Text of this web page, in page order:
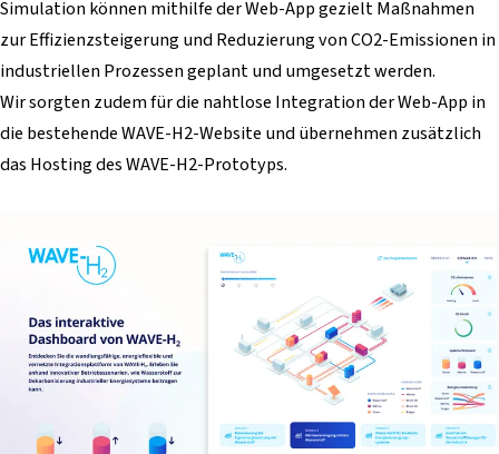
Simulation können mithilfe der Web-App gezielt Maßnahmen
zur Effizienzsteigerung und Reduzierung von CO2-Emissionen in
industriellen Prozessen geplant und umgesetzt werden.
Wir sorgten zudem für die nahtlose Integration der Web-App in
die bestehende WAVE-H2-Website und übernehmen zusätzlich
das Hosting des WAVE-H2-Prototyps.